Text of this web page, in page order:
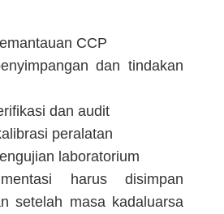
CCP
dan tindakan
dan audit
peralatan
laboratorium
harus disimpan
setelah masa kadaluarsa